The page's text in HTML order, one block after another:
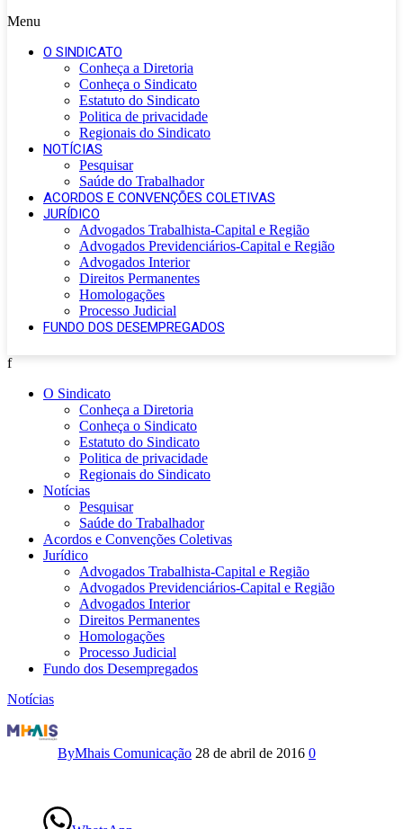
Menu
O SINDICATO
Conheça a Diretoria
Conheça o Sindicato
Estatuto do Sindicato
Politica de privacidade
Regionais do Sindicato
NOTÍCIAS
Pesquisar
Saúde do Trabalhador
ACORDOS E CONVENÇÕES COLETIVAS
JURÍDICO
Advogados Trabalhista-Capital e Região
Advogados Previdenciários-Capital e Região
Advogados Interior
Direitos Permanentes
Homologações
Processo Judicial
FUNDO DOS DESEMPREGADOS
f
O Sindicato
Conheça a Diretoria
Conheça o Sindicato
Estatuto do Sindicato
Politica de privacidade
Regionais do Sindicato
Notícias
Pesquisar
Saúde do Trabalhador
Acordos e Convenções Coletivas
Jurídico
Advogados Trabalhista-Capital e Região
Advogados Previdenciários-Capital e Região
Advogados Interior
Direitos Permanentes
Homologações
Processo Judicial
Fundo dos Desempregados
Notícias
1º
ByMhais Comunicação 28 de abril de 2016 0